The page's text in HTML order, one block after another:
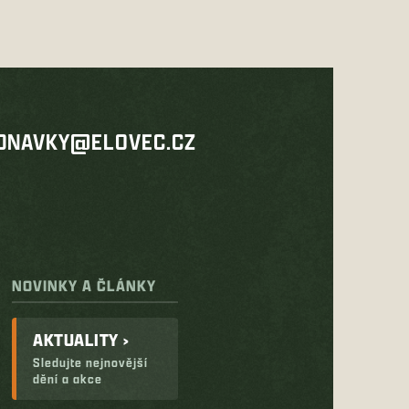
NOVINKY A ČLÁNKY
AKTUALITY ›
Sledujte nejnovější
dění a akce